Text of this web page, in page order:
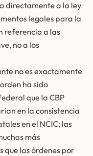
directamente a la ley
legales para la
referencia a las
no a los
no es exactamente
ha sido
que la CBP
en la consistencia
en el NCIC; las
más
que las órdenes por